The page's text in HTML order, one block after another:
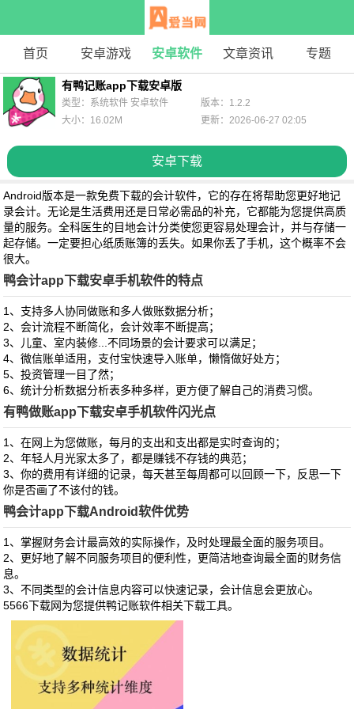
首页 安卓游戏 安卓软件 文章资讯 专题
有鸭记账app下载安卓版
安卓下载
类型：系统软件 安卓软件
版本：1.2.2
大小：16.02M
更新：2026-06-27 02:05
Android版本是一款免费下载的会计软件，它的存在将帮助您更好地记
录会计。无论是生活费用还是日常必需品的补充，它都能为您提供高质
量的服务。全科医生的目地会计分类使您更容易处理会计，并与存储一
起存储。一定要担心纸质账簿的丢失。如果你丢了手机，这个概率不会
很大。
鸭会计app下载安卓手机软件的特点
1、支持多人协同做账和多人做账数据分析；
2、会计流程不断简化，会计效率不断提高；
3、儿童、室内装修...不同场景的会计要求可以满足；
4、微信账单适用，支付宝快速导入账单，懒惰做好处方；
5、投资管理一目了然；
6、统计分析数据分析表多种多样，更方便了解自己的消费习惯。
有鸭做账app下载安卓手机软件闪光点
1、在网上为您做账，每月的支出和支出都是实时查询的；
2、年轻人月光家太多了，都是赚钱不存钱的典范；
3、你的费用有详细的记录，每天甚至每周都可以回顾一下，反思一下
你是否画了不该付的钱。
鸭会计app下载Android软件优势
1、掌握财务会计最高效的实际操作，及时处理最全面的服务项目。
2、更好地了解不同服务项目的便利性，更简洁地查询最全面的财务信
息。
3、不同类型的会计信息内容可以快速记录，会计信息会更放心。
5566下载网为您提供鸭记账软件相关下载工具。